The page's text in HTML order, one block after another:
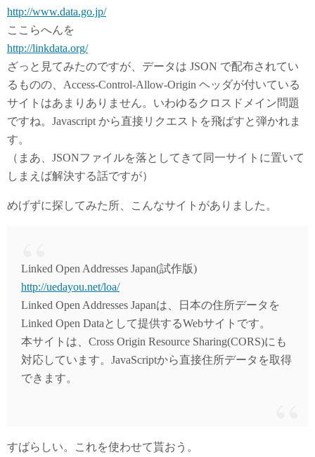
http://www.data.go.jp/
ここらへんを
http://linkdata.org/
ざっと見てみたのですが、データは JSON で配布されてい
るものの、Access-Control-Allow-Origin ヘッダが付いている
サイトはあまりありません。いわゆるクロスドメイン問題
ですね。Javascript から直接リクエストを飛ばすと弾かれま
す。
（まあ、JSONファイルを落としてきて同一サイトに置いて
しまえば解決する話ですが）
めげずに探してみた所、こんなサイトがありました。
Linked Open Addresses Japan(試作版)
http://uedayou.net/loa/
Linked Open Addresses Japanは、日本の住所データを
Linked Open Dataとして提供するWebサイトです。
本サイトは、Cross Origin Resource Sharing(CORS)にも
対応しています。JavaScriptから直接住所データを取得
できます。
すばらしい。これを使わせて貰おう。